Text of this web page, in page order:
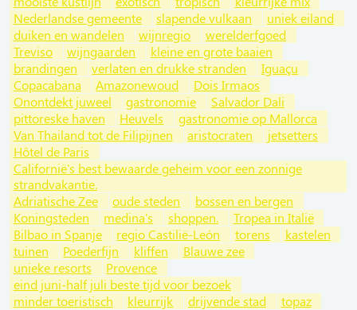
Nederlandse gemeente
slapende vulkaan
uniek eiland
duiken en wandelen
wijnregio
werelderfgoed
Treviso
wijngaarden
kleine en grote baaien
brandingen
verlaten en drukke stranden
Iguaçu
Copacabana
Amazonewoud
Dois Irmaos
Onontdekt juweel
gastronomie
Salvador Dali
pittoreske haven
Heuvels
gastronomie op Mallorca
Van Thailand tot de Filipijnen
aristocraten
jetsetters
Hôtel de Paris
Californië's best bewaarde geheim voor een zonnige
strandvakantie.
Adriatische Zee
oude steden
bossen en bergen
Koningsteden
medina's shoppen.
Tropea in Italië
Bilbao in Spanje
regio Castilië-León torens
kastelen
tuinen
Poederfijn kliffen
Blauwe zee
unieke resorts
Provence
eind juni-half juli beste tijd voor bezoek
minder toeristisch
kleurrijk drijvende stad topaz